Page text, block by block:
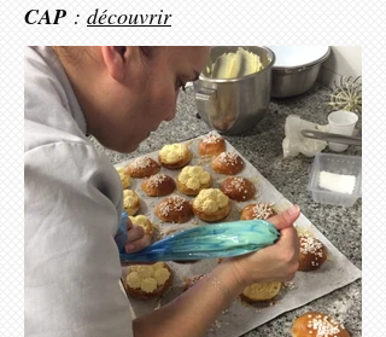
CAP : découvrir